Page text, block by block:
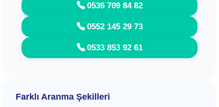
0536 709 84 82
0552 145 29 73
0533 853 92 61
Farklı Aranma Şekilleri